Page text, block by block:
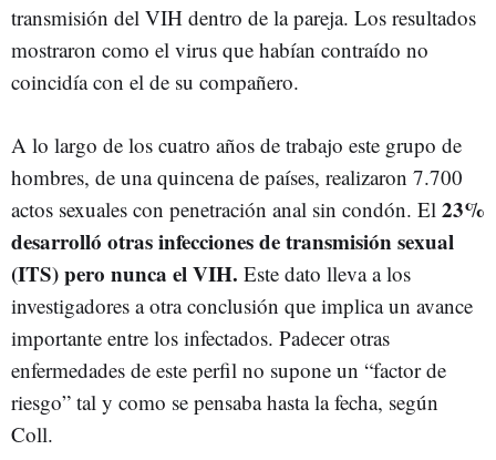
transmisión del VIH dentro de la pareja. Los resultados
mostraron como el virus que habían contraído no
coincidía con el de su compañero.
A lo largo de los cuatro años de trabajo este grupo de
hombres, de una quincena de países, realizaron 7.700
actos sexuales con penetración anal sin condón. El 23%
desarrolló otras infecciones de transmisión sexual
(ITS) pero nunca el VIH. Este dato lleva a los
investigadores a otra conclusión que implica un avance
importante entre los infectados. Padecer otras
enfermedades de este perfil no supone un “factor de
riesgo” tal y como se pensaba hasta la fecha, según
Coll.